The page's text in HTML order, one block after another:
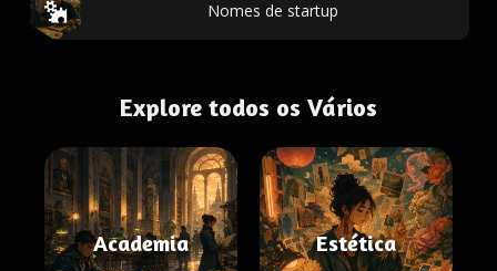
Nomes de startup
Explore todos os Vários
Academia Estética